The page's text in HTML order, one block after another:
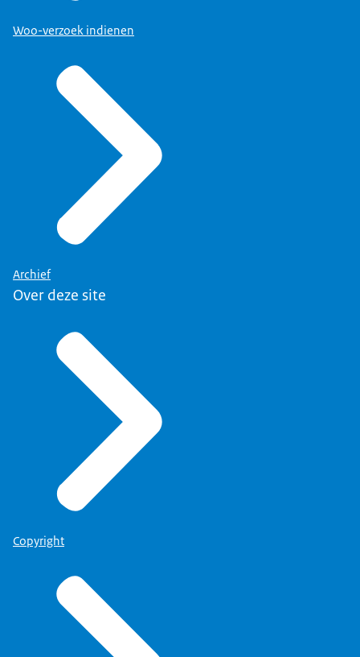
Woo-verzoek indienen
Archief
Over deze site
Copyright